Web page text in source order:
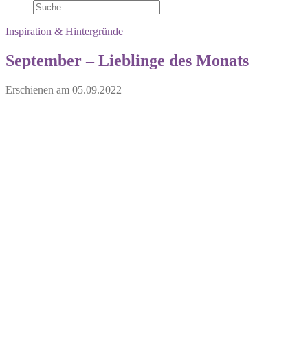
Inspiration & Hintergründe
September – Lieblinge des Monats
Erschienen am 05.09.2022